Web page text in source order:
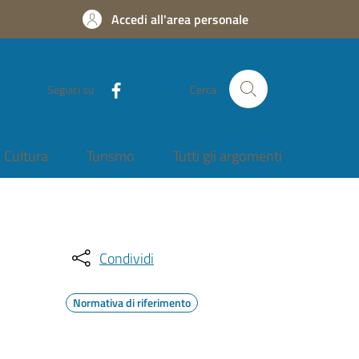
Accedi all'area personale
Seguici su Cerca
Cultura Turismo Tutti gli argomenti
Condividi
Normativa di riferimento